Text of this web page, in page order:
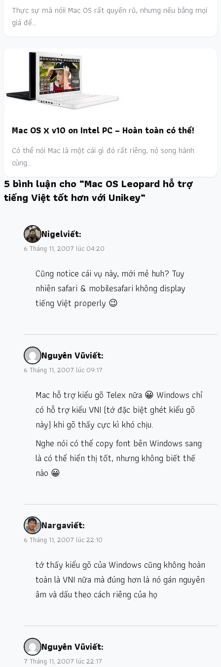
Thực sự mà nóii Mac OS rất quyến rũ, nhưng nếu bằng mọi
giá để…
Mac OS X v10 on Intel PC – Hoàn toàn có thể!
Có thể nói Mac là một cái gì đó rất riêng, nó song hành
cùng…
5 bình luận cho “Mac OS Leopard hỗ trợ
tiếng Việt tốt hơn với Unikey”
Nigelviết:
6 Tháng 11, 2007 lúc 04:20
Cũng notice cái vụ này, mới mẻ huh? Tuy
nhiên safari & mobilesafari không display
tiếng Việt properly 😉
Nguyên Vũviết:
6 Tháng 11, 2007 lúc 09:17
Mac hỗ trợ kiểu gõ Telex nữa 😀 Windows chỉ
có hỗ trợ kiểu VNI (tớ đặc biệt ghét kiểu gõ
này) khi gõ thấy cực kì khó chịu.
Nghe nói có thể copy font bên Windows sang
là có thể hiển thị tốt, nhưng không biết thế
nào 😀
Nargaviết:
6 Tháng 11, 2007 lúc 22:10
tớ thấy kiểu gõ của Windows cũng không hoàn
toàn là VNI nữa mà đúng hơn là nó gán nguyên
âm và dấu theo cách riêng của họ
Nguyên Vũviết:
7 Tháng 11, 2007 lúc 22:17